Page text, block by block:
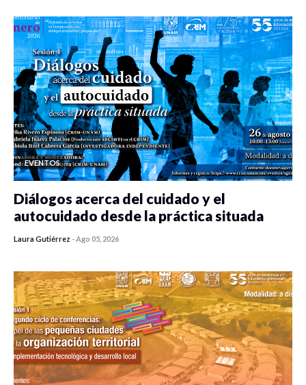
EVENTOS
Diálogos acerca del cuidado y el
autocuidado desde la práctica situada
Laura Gutiérrez -Ago 05, 2026